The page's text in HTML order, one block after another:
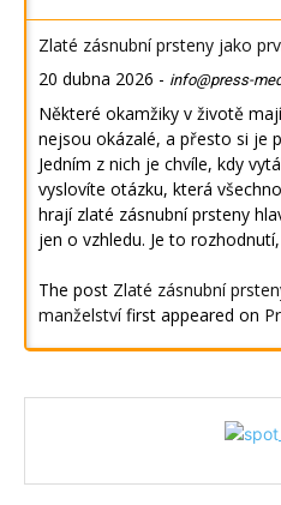
Zlaté zásnubní prsteny jako
20 dubna 2026 - info@press-
Některé okamžiky v životě
nejsou okázalé, a přesto si je
Jedním z nich je chvíle, kdy
vyslovíte otázku, která
hrají zlaté zásnubní prsteny
jen o vzhledu. Je to
The post Zlaté zásnubní
manželstvífirst appeared on